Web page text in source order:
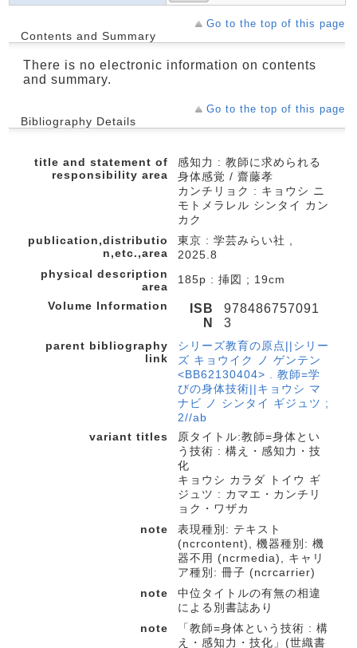
Go to the top of this page
Contents and Summary
There is no electronic information on contents
and summary.
Go to the top of this page
Bibliography Details
title and statement of
responsibility area
感知力 : 教師に求められる
身体感覚 / 齋藤孝
カンチリョク : キョウシ ニ
モトメラレル シンタイ カン
カク
publication,distributio
n,etc.,area
東京 : 学芸みらい社 ,
2025.8
physical description
area
185p : 挿図 ; 19cm
Volume Information
ISB
N
978486757091
3
parent bibliography
link
シリーズ教育の原点||シリー
ズ キョウイク ノ ゲンテン
<BB62130404> . 教師=学
びの身体技術||キョウシ マ
ナビ ノ シンタイ ギジュツ ;
2//ab
variant titles
原タイトル:教師=身体とい
う技術 : 構え・感知力・技
化
キョウシ カラダ トイウ ギ
ジュツ : カマエ・カンチリ
ョク・ワザカ
note
表現種別: テキスト
(ncrcontent), 機器種別: 機
器不用 (ncrmedia), キャリ
ア種別: 冊子 (ncrcarrier)
note
中位タイトルの有無の相違
による別書誌あり
note
「教師=身体という技術 : 構
え・感知力・技化」(世織書